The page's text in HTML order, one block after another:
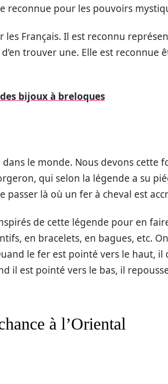
reconnue pour les pouvoirs
Français. Il est reconnu
trouver une. Elle est reconnue
bijoux à breloques
le monde. Nous devons cette
qui selon la légende a su
passer là où un fer à cheval est
de cette légende pour en
en bracelets, en bagues, etc.
le fer est pointé vers le haut,
il est pointé vers le bas, il
à l’Oriental